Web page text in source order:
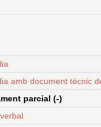
amb document tècnic
parcial (-)